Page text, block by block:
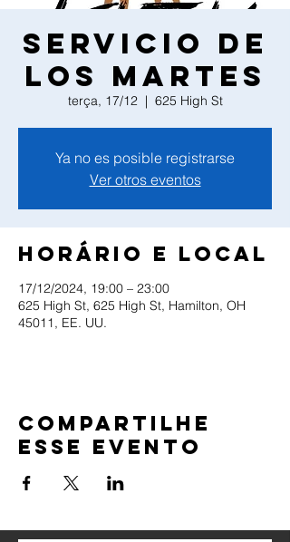
Servicio de
los martes
terça, 17/12
  |
625 High St
Ya no es posible registrarse
Ver otros eventos
Horário e local
17/12/2024, 19:00 – 23:00
625 High St, 625 High St, Hamilton, OH
45011, EE. UU.
Compartilhe
esse evento